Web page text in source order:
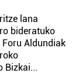
lana
bideratuko
Aldundiak
Bizkai...